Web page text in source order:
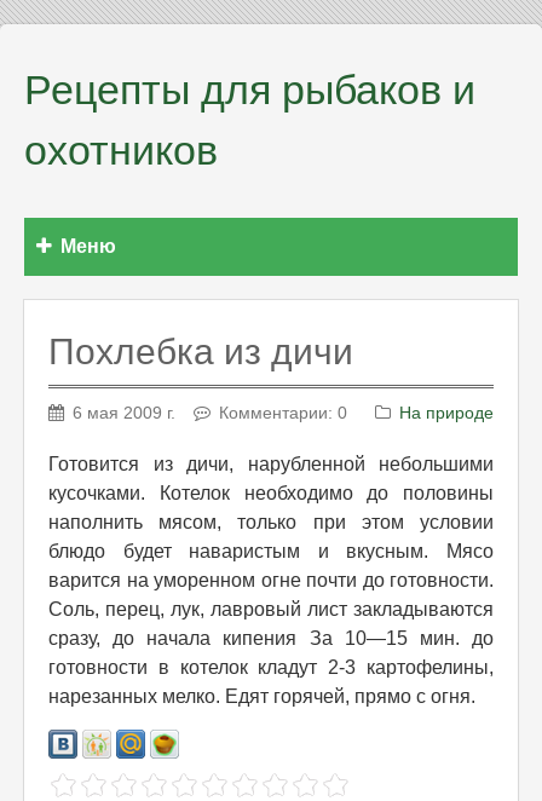
Рецепты для рыбаков и
охотников
Меню
Похлебка из дичи
6 мая 2009 г. Комментарии: 0 На природе
Готовится из дичи, нарубленной небольшими
кусочками. Котелок необходимо до половины
наполнить мясом, только при этом условии
блюдо будет наваристым и вкусным. Мясо
варится на уморенном огне почти до готовности.
Соль, перец, лук, лавровый лист закладываются
сразу, до начала кипения За 10—15 мин. до
готовности в котелок кладут 2-3 картофелины,
нарезанных мелко. Едят горячей, прямо с огня.